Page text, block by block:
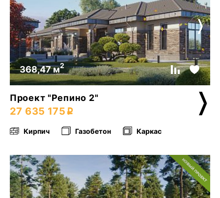
368,47 м2
Проект "Репино 2"
27 635 175
Кирпич Газобетон Каркас